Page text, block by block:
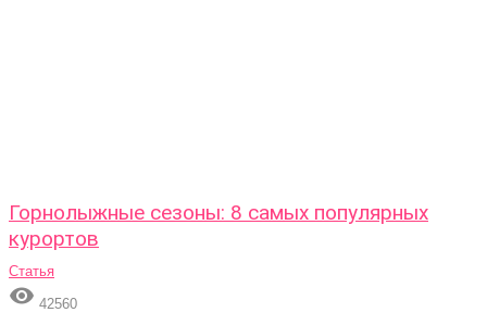
Горнолыжные сезоны: 8 самых популярных
курортов
Статья
 42560